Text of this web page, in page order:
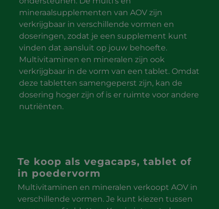
mineraalsupplementen van AOV zijn
verkrijgbaar in verschillende vormen en
doseringen, zodat je een supplement kunt
vinden dat aansluit op jouw behoefte.
Multivitaminen en mineralen zijn ook
verkrijgbaar in de vorm van een tablet. Omdat
deze tabletten samengeperst zijn, kan de
dosering hoger zijn of is er ruimte voor andere
nutriënten.
Te koop als vegacaps, tablet of
in poedervorm
Multivitaminen en mineralen verkoopt AOV in
verschillende vormen. Je kunt kiezen tussen